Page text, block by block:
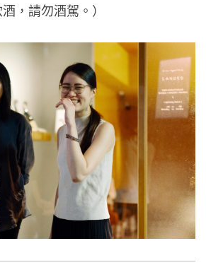
，請勿酒駕。）